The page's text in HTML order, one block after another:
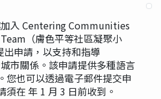
入 Centering Communities
（膚色平等社區凝聚小
出申請，以支持和指導
市關係。該申請提供多種語言
您也可以透過電子郵件提交申
在 年 1 月 3 日前收到。